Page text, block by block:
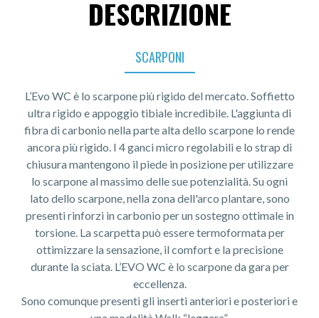
DESCRIZIONE
SCARPONI
L’Evo WC è lo scarpone più rigido del mercato. Soffietto
ultra rigido e appoggio tibiale incredibile. L'aggiunta di
fibra di carbonio nella parte alta dello scarpone lo rende
ancora più rigido. I 4 ganci micro regolabili e lo strap di
chiusura mantengono il piede in posizione per utilizzare
lo scarpone al massimo delle sue potenzialità. Su ogni
lato dello scarpone, nella zona dell'arco plantare, sono
presenti rinforzi in carbonio per un sostegno ottimale in
torsione. La scarpetta può essere termoformata per
ottimizzare la sensazione, il comfort e la precisione
durante la sciata. L’EVO WC è lo scarpone da gara per
eccellenza.
Sono comunque presenti gli inserti anteriori e posteriori e